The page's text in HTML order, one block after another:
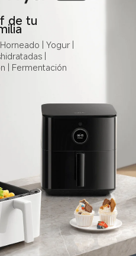
de tu
| Yogur |
|
| Fermentación